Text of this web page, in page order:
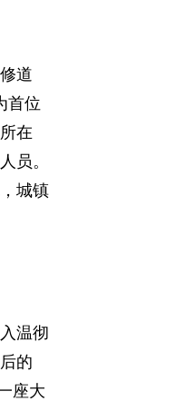
道
首位
在
员。
城镇
温彻
的
座大